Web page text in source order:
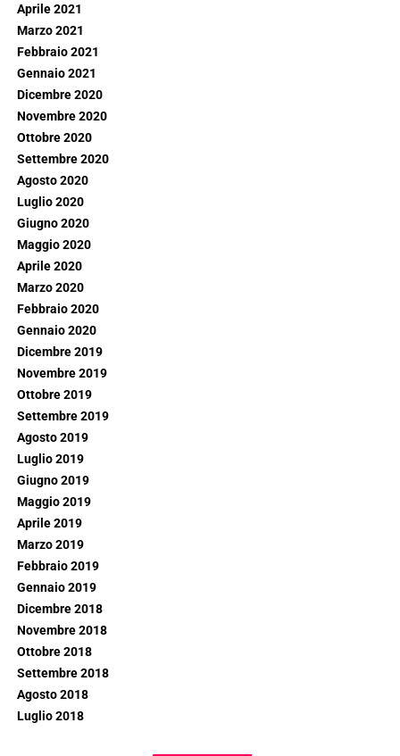
Aprile 2021
Marzo 2021
Febbraio 2021
Gennaio 2021
Dicembre 2020
Novembre 2020
Ottobre 2020
Settembre 2020
Agosto 2020
Luglio 2020
Giugno 2020
Maggio 2020
Aprile 2020
Marzo 2020
Febbraio 2020
Gennaio 2020
Dicembre 2019
Novembre 2019
Ottobre 2019
Settembre 2019
Agosto 2019
Luglio 2019
Giugno 2019
Maggio 2019
Aprile 2019
Marzo 2019
Febbraio 2019
Gennaio 2019
Dicembre 2018
Novembre 2018
Ottobre 2018
Settembre 2018
Agosto 2018
Luglio 2018